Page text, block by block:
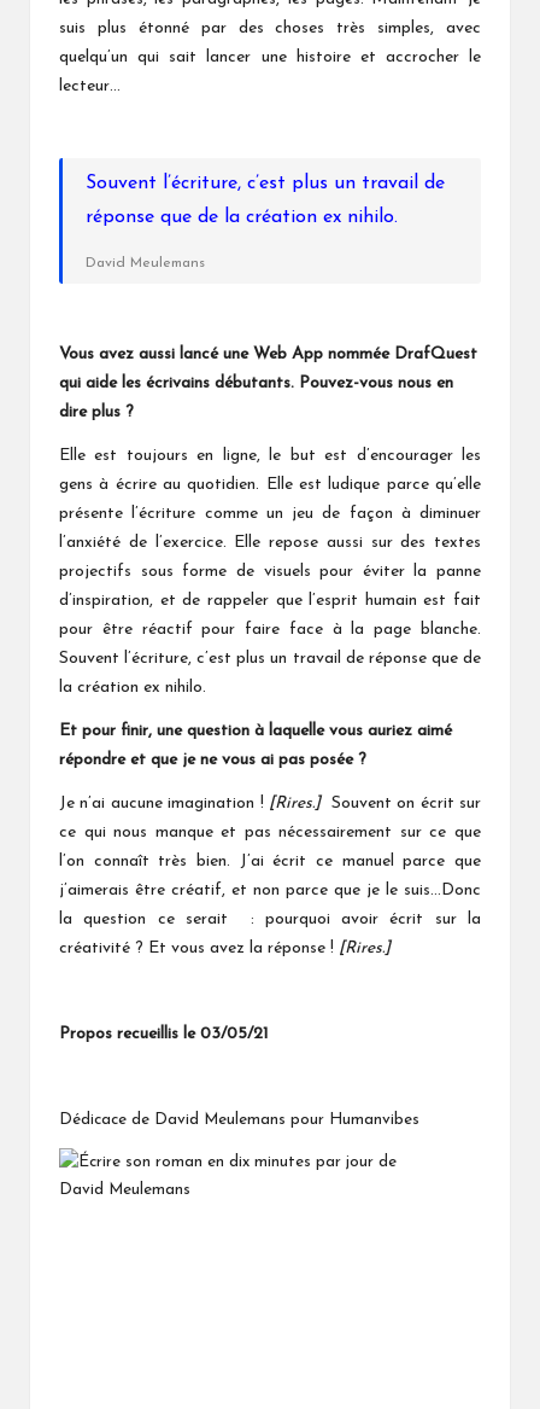
suis plus étonné par des choses très simples, avec
quelqu’un qui sait lancer une histoire et accrocher le
lecteur…
Souvent l’écriture, c’est plus un travail de
réponse que de la création ex nihilo.
David Meulemans
Vous avez aussi lancé une Web App nommée DrafQuest
qui aide les écrivains débutants. Pouvez-vous nous en
dire plus ?
Elle est toujours en ligne, le but est d’encourager les
gens à écrire au quotidien. Elle est ludique parce qu’elle
présente l’écriture comme un jeu de façon à diminuer
l’anxiété de l’exercice. Elle repose aussi sur des textes
projectifs sous forme de visuels pour éviter la panne
d’inspiration, et de rappeler que l’esprit humain est fait
pour être réactif pour faire face à la page blanche.
Souvent l’écriture, c’est plus un travail de réponse que de
la création ex nihilo.
Et pour finir, une question à laquelle vous auriez aimé
répondre et que je ne vous ai pas posée ?
Je n’ai aucune imagination ! [Rires.]Souvent on écrit sur
ce qui nous manque et pas nécessairement sur ce que
l’on connaît très bien. J’ai écrit ce manuel parce que
j’aimerais être créatif, et non parce que je le suis…Donc
la question ce serait : pourquoi avoir écrit sur la
créativité ? Et vous avez la réponse ! [Rires.]
Propos recueillis le 03/05/21
Dédicace de David Meulemans pour Humanvibes